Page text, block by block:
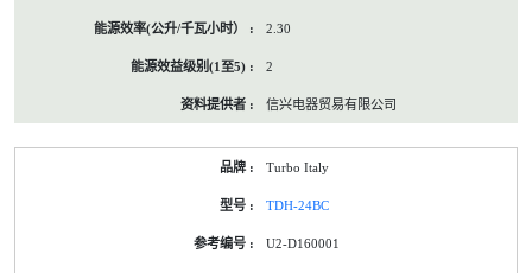
2.30
2
信兴电器贸易有限公司
Turbo Italy
TDH-24BC
U2-D160001